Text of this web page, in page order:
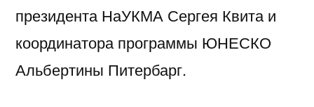
президента НаУКМА Сергея Квита и
координатора программы ЮНЕСКО
Альбертины Питербарг.